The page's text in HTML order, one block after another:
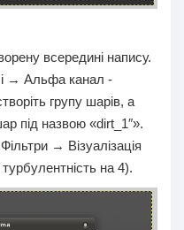
всередині напису.
→ Альфа канал -
групу шарів, а
під назвою «dirt_1″».
→ Візуалізація
на 4).